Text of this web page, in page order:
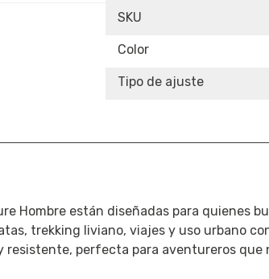
SKU
Color
Tipo de ajuste
Hombre están diseñadas para quienes
trekking liviano, viajes y uso urbano
resistente, perfecta para aventureros que